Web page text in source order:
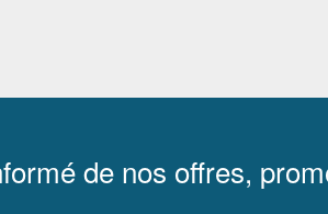
de nos offres,